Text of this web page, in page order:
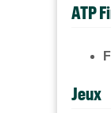
ATP
Jeux